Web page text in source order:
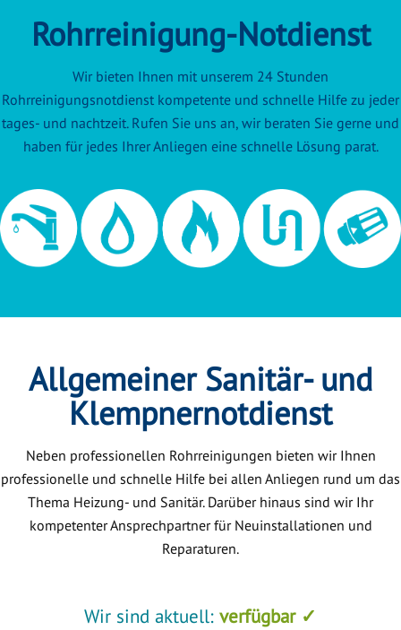
Rohrreinigung-Notdienst
Wir bieten Ihnen mit unserem 24 Stunden
Rohrreinigungsnotdienst kompetente und schnelle Hilfe zu jeder
tages- und nachtzeit. Rufen Sie uns an, wir beraten Sie gerne und
haben für jedes Ihrer Anliegen eine schnelle Lösung parat.
Allgemeiner Sanitär- und
Klempnernotdienst
Neben professionellen Rohrreinigungen bieten wir Ihnen
professionelle und schnelle Hilfe bei allen Anliegen rund um das
Thema Heizung- und Sanitär. Darüber hinaus sind wir Ihr
kompetenter Ansprechpartner für Neuinstallationen und
Reparaturen.
Wir sind aktuell: verfügbar ✓